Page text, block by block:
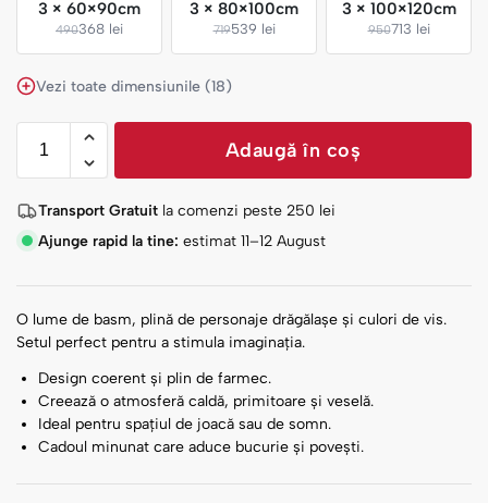
3 × 60×90cm
490368 lei
3 × 80×100cm
719539 lei
3 × 100×120cm
950713 lei
Vezi toate dimensiunile (18)
Adaugă în coș
Transport Gratuit la comenzi peste 250 lei
Ajunge rapid la tine: estimat 11–12 August
O lume de basm, plină de personaje drăgălașe și culori de vis.
Setul perfect pentru a stimula imaginația.
Design coerent și plin de farmec.
Creează o atmosferă caldă, primitoare și veselă.
Ideal pentru spațiul de joacă sau de somn.
Cadoul minunat care aduce bucurie și povești.